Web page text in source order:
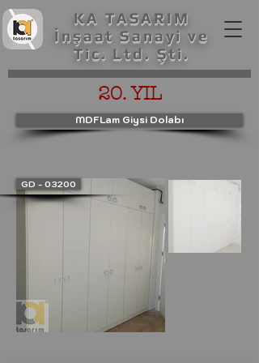
KA TASARIM
İnşaat Sanayi ve
Tic. Ltd. Şti.
20. YIL
MDFLam Giysi Dolabı
GD - 03200